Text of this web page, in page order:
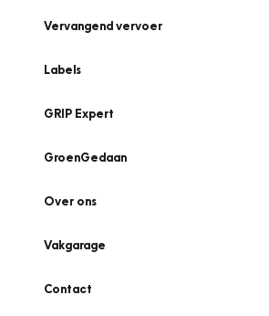
Vervangend vervoer
Labels
GRIP Expert
GroenGedaan
Over ons
Vakgarage
Contact